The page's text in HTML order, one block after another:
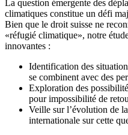
La question émergente des
climatiques constitue un défi
Bien que le droit suisse ne
«réfugié climatique», notre
innovantes :
Identification des
se combinent avec des
Exploration des
pour impossibilité de
Veille sur l’évolution de
internationale sur cette